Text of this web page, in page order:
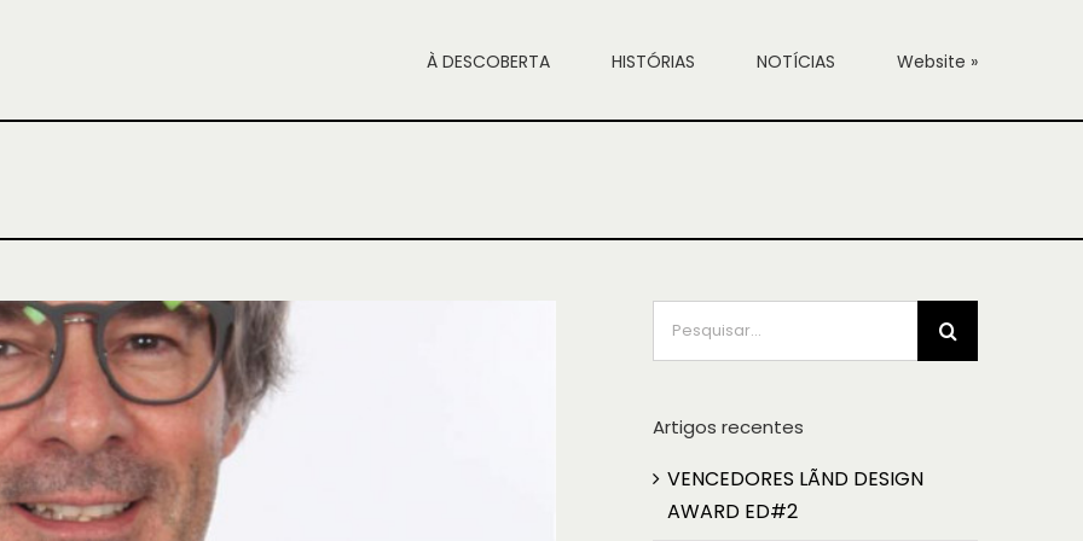
À DESCOBERTA HISTÓRIAS NOTÍCIAS Website »
O futuro das Aldeias de Montanha
Artigos recentes
VENCEDORES LÃND DESIGN
AWARD ED#2